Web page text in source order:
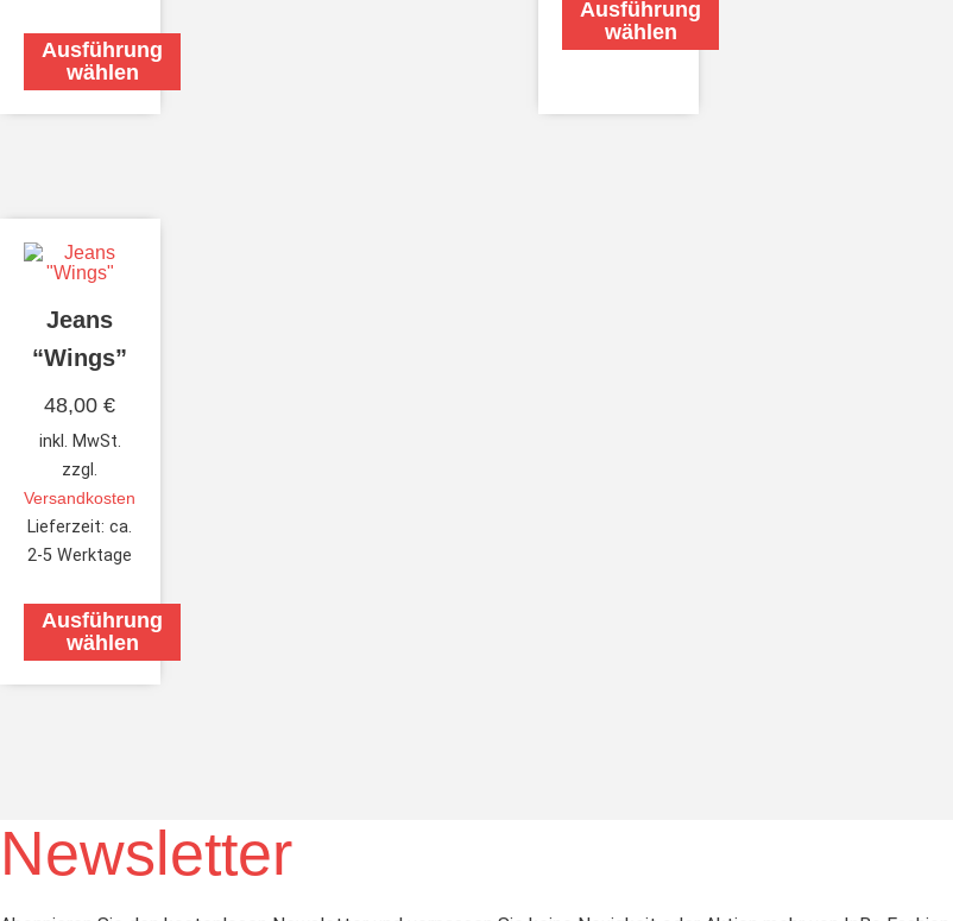
Ausführung
wählen
Ausführung
wählen
Jeans
“Wings”
48,00€
inkl. MwSt.
zzgl.
Versandkosten
Lieferzeit:ca.
2-5 Werktage
Ausführung
wählen
Newsletter